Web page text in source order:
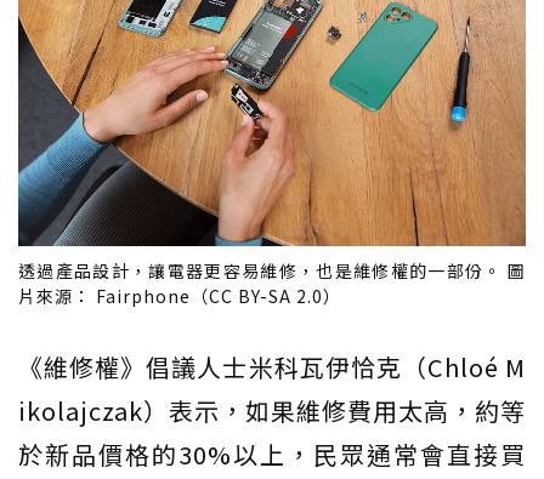
透過產品設計，讓電器更容易維修，也是維修權的一部份。 圖
片來源： Fairphone（CC BY-SA 2.0）
《維修權》倡議人士米科瓦伊恰克（Chloé M
ikolajczak）表示，如果維修費用太高，約等
於新品價格的30%以上，民眾通常會直接買